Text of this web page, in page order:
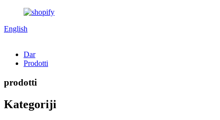
English
Dar
Prodotti
prodotti
Kategoriji